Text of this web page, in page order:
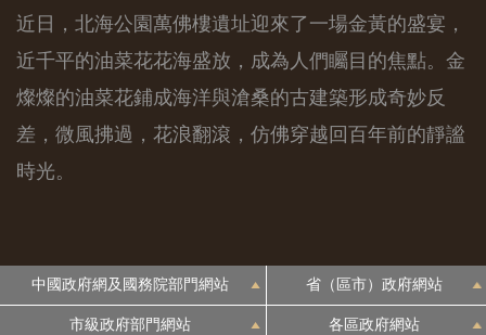
近日，北海公園萬佛樓遺址迎來了一場金黃的盛宴，
近千平的油菜花花海盛放，成為人們矚目的焦點。金
燦燦的油菜花鋪成海洋與滄桑的古建築形成奇妙反
差，微風拂過，花浪翻滾，仿佛穿越回百年前的靜謐
時光。
中國政府網及國務院部門網站 省（區市）政府網站
市級政府部門網站 各區政府網站